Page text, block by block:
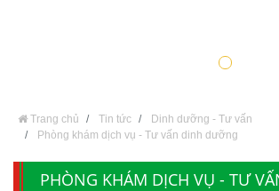
Trang chủ Tin tức
Dinh dưỡng - Tư vấn
Phòng khám dịch vụ - Tư vấn dinh dưỡng
PHÒNG KHÁM DỊCH VỤ - TƯ